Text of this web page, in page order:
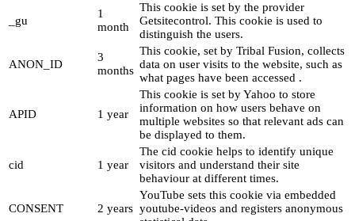
_gu
1
month
This cookie is set by the provider
Getsitecontrol. This cookie is used to
distinguish the users.
ANON_ID
3
months
This cookie, set by Tribal Fusion, collects
data on user visits to the website, such as
what pages have been accessed .
APID 1 year
This cookie is set by Yahoo to store
information on how users behave on
multiple websites so that relevant ads can
be displayed to them.
cid 1 year
The cid cookie helps to identify unique
visitors and understand their site
behaviour at different times.
CONSENT 2 years
YouTube sets this cookie via embedded
youtube-videos and registers anonymous